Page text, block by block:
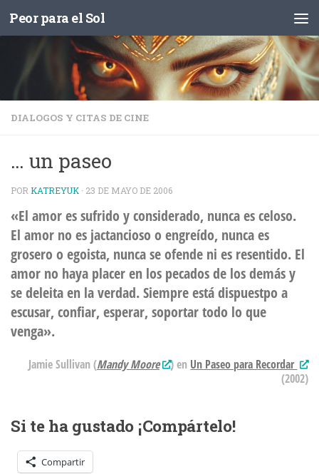
Saltar al contenido
Peor para el Sol
DIALOGOS Y CITAS DE CINE
… un paseo
POR KATREYUK · 23 DE MAYO DE 2006
«El amor es sufrido y considerado, nunca es celoso.
El amor no es jactancioso o engreído, nunca es
grosero o egoista, nunca se ofende ni es resentido. El
amor no haya placer en los pecados de los demás y
se deleita en la verdad. Siempre está dispuestpo a
escusar, confiar, esperar, soportar todo lo que
venga».
Jamie Sullivan (Mandy Moore ) en Un Paseo para Recordar
(2002)
Si te ha gustado ¡Compártelo!
Compartir